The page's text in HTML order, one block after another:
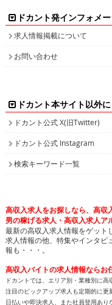
ドカント発インフォメ
求人情報掲載について
お問い合わせ
ドカント本サイト以外
ドカント公式 X(旧Twitter)
ドカント公式 Instagram
検索キーワード一覧
高収入求人をお探しなら、高収
男の稼げる求人・高収入求人ア
最新の高収入求人情報をゲット
求人情報の他、特集やインタビ
報も・・・。
高収入バイトの求人情報ならお
ドカントでは、エリア別・業種別に高
注目のピックアップ求人も定期的に更
日払いや即決求人、また社員登用あ